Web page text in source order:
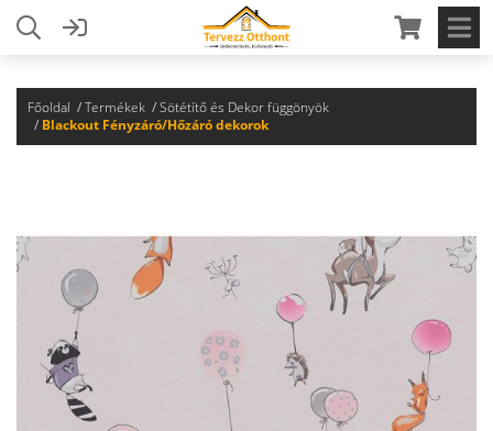
Főoldal Termékek
Sötétítő és Dekor függönyök
Blackout Fényzáró/Hőzáró dekorok